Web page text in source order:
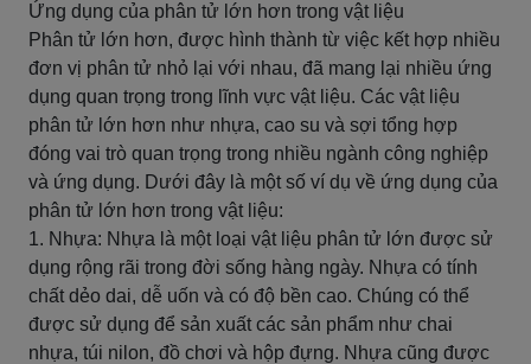
Ứng dụng của phân tử lớn hơn trong vật liệu
Phân tử lớn hơn, được hình thành từ việc kết hợp nhiều
đơn vị phân tử nhỏ lại với nhau, đã mang lại nhiều ứng
dụng quan trọng trong lĩnh vực vật liệu. Các vật liệu
phân tử lớn hơn như nhựa, cao su và sợi tổng hợp
đóng vai trò quan trọng trong nhiều ngành công nghiệp
và ứng dụng. Dưới đây là một số ví dụ về ứng dụng của
phân tử lớn hơn trong vật liệu:
1. Nhựa: Nhựa là một loại vật liệu phân tử lớn được sử
dụng rộng rãi trong đời sống hàng ngày. Nhựa có tính
chất dẻo dai, dễ uốn và có độ bền cao. Chúng có thể
được sử dụng để sản xuất các sản phẩm như chai
nhựa, túi nilon, đồ chơi và hộp đựng. Nhựa cũng được